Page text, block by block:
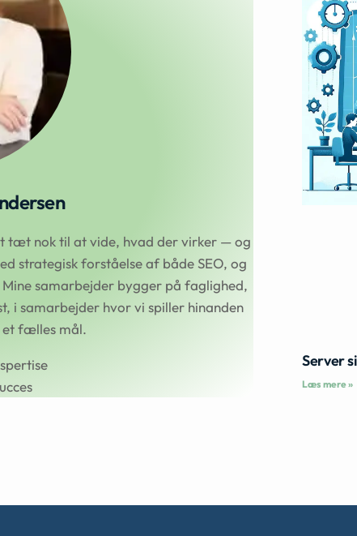
tæt nok til at vide, hvad der virker — og
strategisk forståelse af både SEO, og
samarbejder bygger på faglighed,
i samarbejder hvor vi spiller hinanden
et fælles mål.
Server
Læs mere »